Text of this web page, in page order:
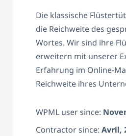
Die klassische
die Reichweite des
Wortes. Wir sind ihre
erweitern mit unserer
Erfahrung im Online-
Reichweite ihres
WPML user since:
Contractor since: Avril,